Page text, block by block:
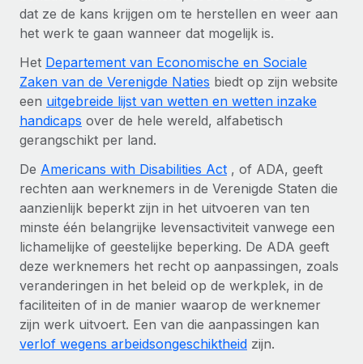
dat ze de kans krijgen om te herstellen en weer aan
het werk te gaan wanneer dat mogelijk is.
Het Departement van Economische en Sociale
Zaken van de Verenigde Naties biedt op zijn website
een uitgebreide lijst van wetten en wetten inzake
handicaps over de hele wereld, alfabetisch
gerangschikt per land.
De Americans with Disabilities Act , of ADA, geeft
rechten aan werknemers in de Verenigde Staten die
aanzienlijk beperkt zijn in het uitvoeren van ten
minste één belangrijke levensactiviteit vanwege een
lichamelijke of geestelijke beperking. De ADA geeft
deze werknemers het recht op aanpassingen, zoals
veranderingen in het beleid op de werkplek, in de
faciliteiten of in de manier waarop de werknemer
zijn werk uitvoert. Een van die aanpassingen kan
verlof wegens arbeidsongeschiktheid zijn.